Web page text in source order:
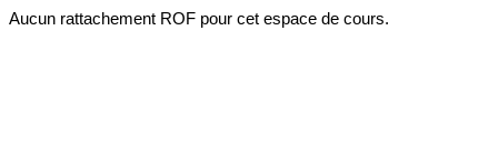
Aucun rattachement ROF pour cet espace de cours.